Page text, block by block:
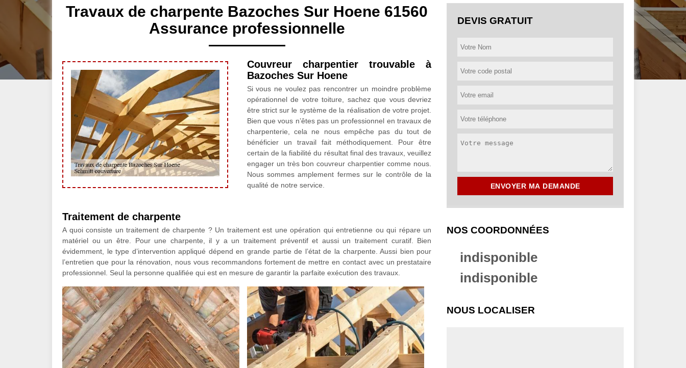
Travaux de charpente Bazoches Sur Hoene 61560
Assurance professionnelle
Couvreur charpentier trouvable à
Bazoches Sur Hoene
Si vous ne voulez pas rencontrer un moindre problème
opérationnel de votre toiture, sachez que vous devriez
être strict sur le système de la réalisation de votre projet.
Bien que vous n’êtes pas un professionnel en travaux de
charpenterie, cela ne nous empêche pas du tout de
bénéficier un travail fait méthodiquement. Pour être
certain de la fiabilité du résultat final des travaux, veuillez
engager un très bon couvreur charpentier comme nous.
Nous sommes amplement fermes sur le contrôle de la
qualité de notre service.
Traitement de charpente
A quoi consiste un traitement de charpente ? Un traitement est une opération qui entretienne ou qui répare un
matériel ou un être. Pour une charpente, il y a un traitement préventif et aussi un traitement curatif. Bien
évidemment, le type d’intervention appliqué dépend en grande partie de l’état de la charpente. Aussi bien pour
l’entretien que pour la rénovation, nous vous recommandons fortement de mettre en contact avec un prestataire
professionnel. Seul la personne qualifiée qui est en mesure de garantir la parfaite exécution des travaux.
DEVIS GRATUIT
NOS COORDONNÉES
indisponible
indisponible
NOUS LOCALISER